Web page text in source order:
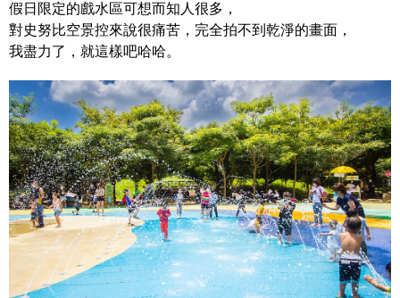
假日限定的戲水區可想而知人很多，
對史努比空景控來說很痛苦，完全拍不到乾淨的畫面，
我盡力了，就這樣吧哈哈。